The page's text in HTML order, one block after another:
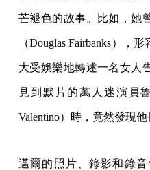
芒褪色的故事。比如，她
（Douglas Fairbanks），
大受娛樂地轉述一名女人
見到默片的萬人迷演員
Valentino）時，竟然發現他
邁爾的照片、錄影和錄